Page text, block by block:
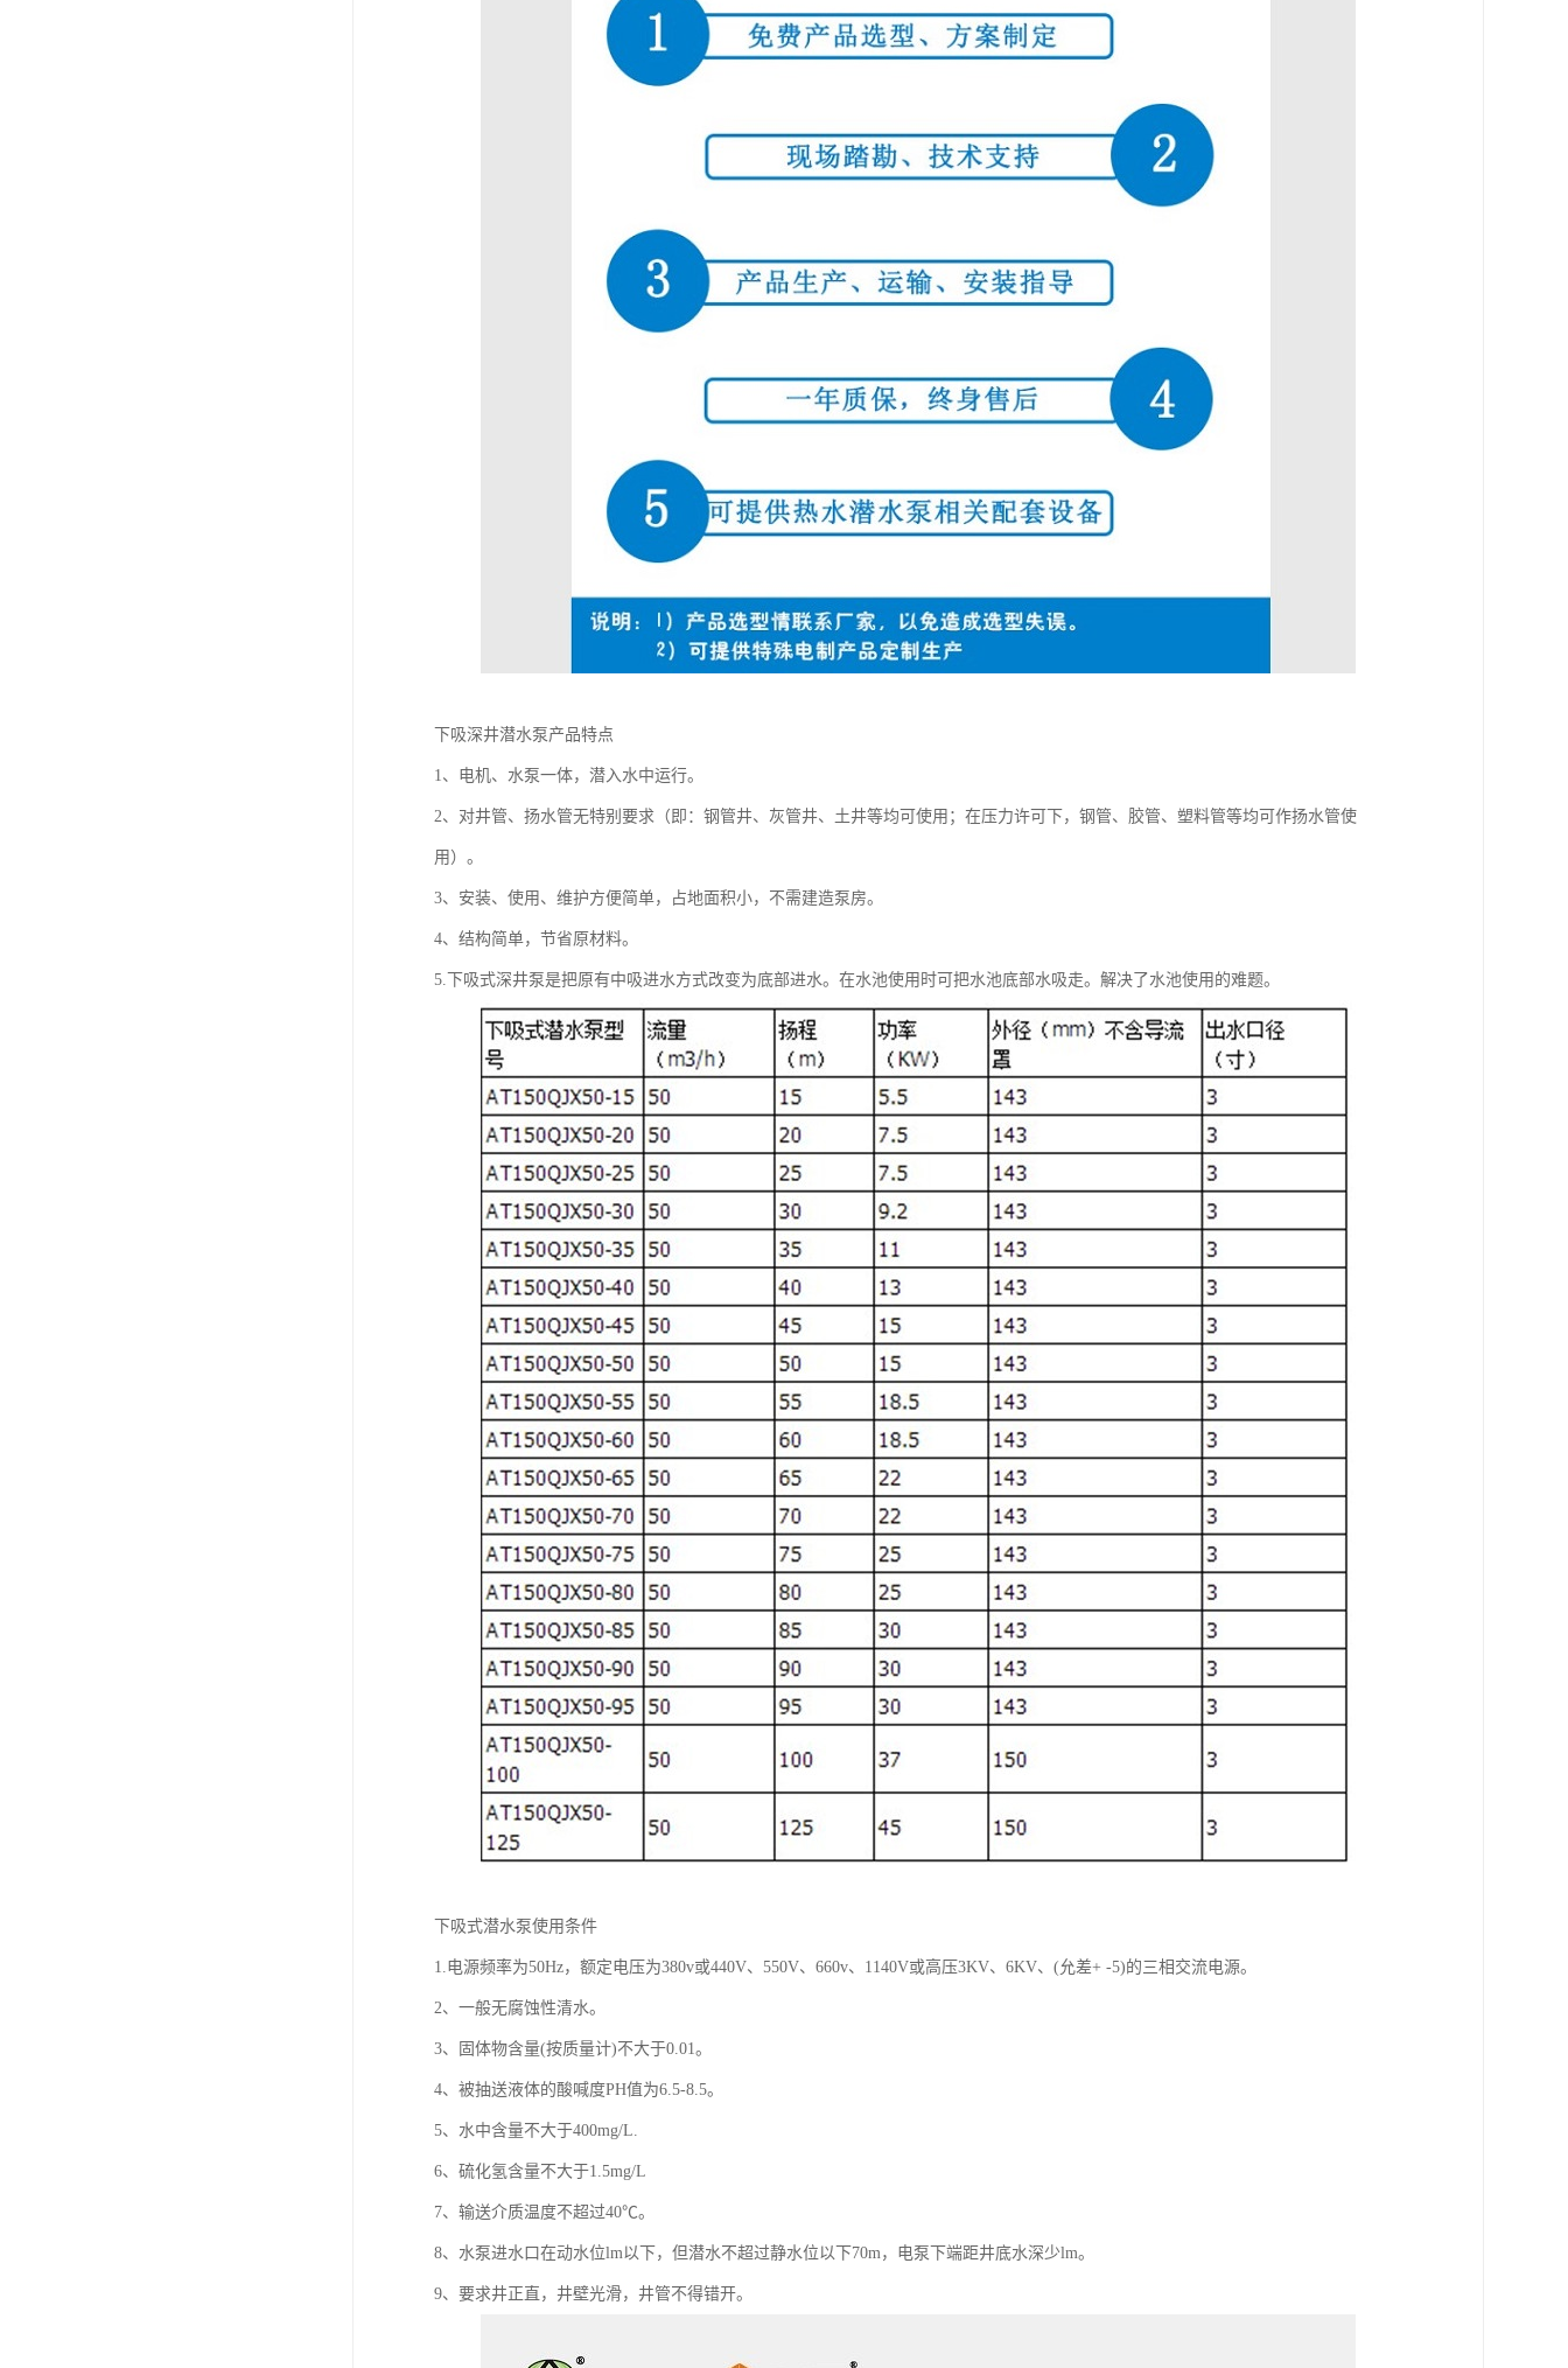
下吸深井潜水泵产品特点
1、电机、水泵一体，潜入水中运行。
2、对井管、扬水管无特别要求（即：钢管井、灰管井、土井等均可使用；在压力许可下，钢管、胶管、塑料管等均可作扬水管使
用）。
3、安装、使用、维护方便简单，占地面积小，不需建造泵房。
4、结构简单，节省原材料。
5.下吸式深井泵是把原有中吸进水方式改变为底部进水。在水池使用时可把水池底部水吸走。解决了水池使用的难题。
下吸式潜水泵使用条件
1.电源频率为50Hz，额定电压为380v或440V、550V、660v、1140V或高压3KV、6KV、(允差+ -5)的三相交流电源。
2、一般无腐蚀性清水。
3、固体物含量(按质量计)不大于0.01。
4、被抽送液体的酸喊度PH值为6.5-8.5。
5、水中含量不大于400mg/L.
6、硫化氢含量不大于1.5mg/L
7、输送介质温度不超过40℃。
8、水泵进水口在动水位lm以下，但潜水不超过静水位以下70m，电泵下端距井底水深少lm。
9、要求井正直，井壁光滑，井管不得错开。